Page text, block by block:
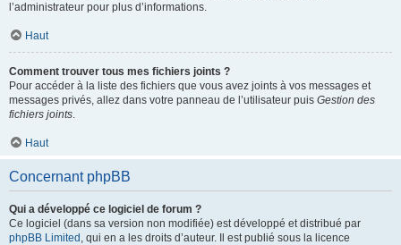
l’administrateur pour plus d’informations.
Haut
Comment trouver tous mes fichiers joints ?
Pour accéder à la liste des fichiers que vous avez joints à vos messages et
messages privés, allez dans votre panneau de l’utilisateur puis Gestion des
fichiers joints.
Haut
Concernant phpBB
Qui a développé ce logiciel de forum ?
Ce logiciel (dans sa version non modifiée) est développé et distribué par
phpBB Limited , qui en a les droits d’auteur. Il est publié sous la licence